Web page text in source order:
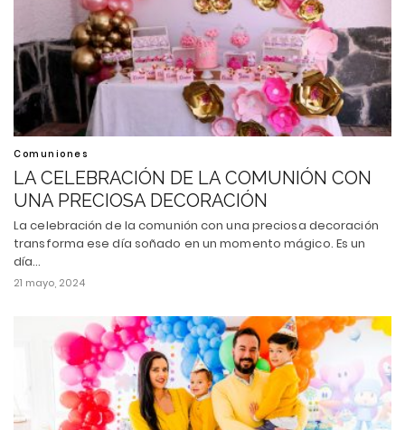
Comuniones
LA CELEBRACIÓN DE LA COMUNIÓN CON
UNA PRECIOSA DECORACIÓN
La celebración de la comunión con una preciosa decoración
transforma ese día soñado en un momento mágico. Es un
día…
21 mayo, 2024